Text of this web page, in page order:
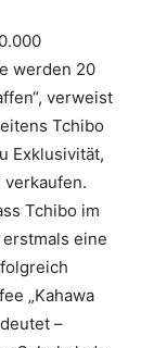
werden 20
verweist
Tchibo
Exklusivität,
Tchibo im
eine
„Kahawa
–